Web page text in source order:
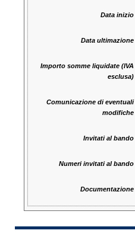
Data inizio
Data ultimazione
Importo somme liquidate (IVA
esclusa)
Comunicazione di eventuali
modifiche
Invitati al bando
Numeri invitati al bando
Documentazione